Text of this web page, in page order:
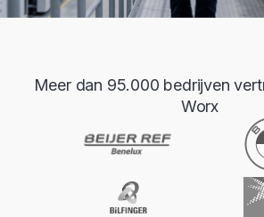
Meer dan 95.000 bedrijven
Worx